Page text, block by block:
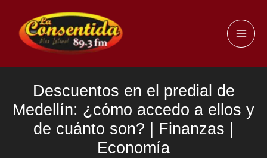
contenido
Descuentos en el predial de
Medellín: ¿cómo accedo a ellos y
de cuánto son? | Finanzas |
Economía